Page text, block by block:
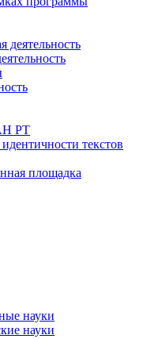
деятельность
РТ
текстов
площадка
науки
науки